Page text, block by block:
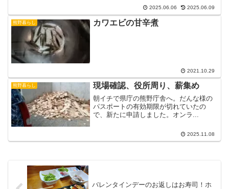
2025.06.06 2025.06.09
熊野暮らし カワエビの甘辛煮
2021.10.29
熊野暮らし 現場確認、役所周り、薪集め
朝イチで県庁の熊野庁舎へ。だんな様の
パスポートの有効期限が切れていたの
で、新たに申請しました。オンラ...
2025.11.08
バレンタインデーのお返しはお寿司！ホ